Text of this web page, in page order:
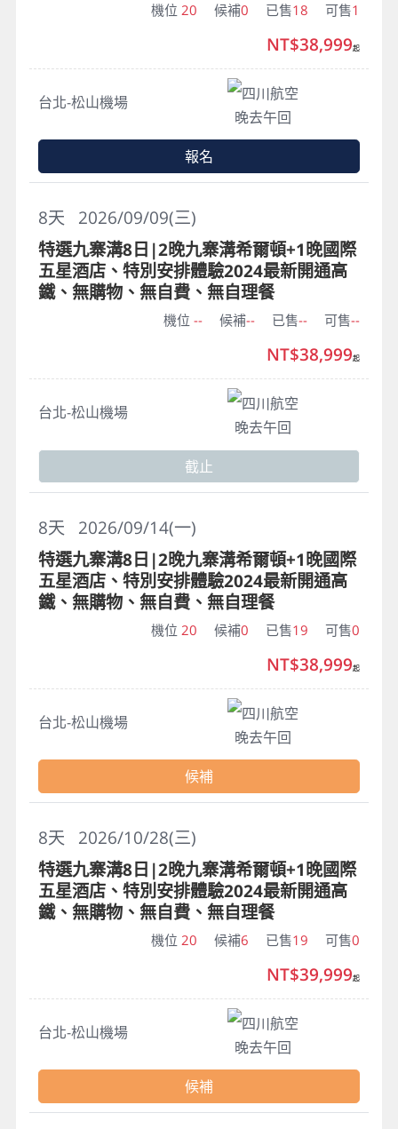
機位 20 候補0 已售18 可售1
台北-松山機場
四川航空
晚去午回
NT$38,999起
報名
2026/09/09(三)
8天
特選九寨溝8日|2晚九寨溝希爾頓+1晚國際
五星酒店、特別安排體驗2024最新開通高
鐵、無購物、無自費、無自理餐
機位 -- 候補-- 已售-- 可售--
台北-松山機場
四川航空
晚去午回
NT$38,999起
截止
2026/09/14(一)
8天
特選九寨溝8日|2晚九寨溝希爾頓+1晚國際
五星酒店、特別安排體驗2024最新開通高
鐵、無購物、無自費、無自理餐
機位 20 候補0 已售19 可售0
台北-松山機場
四川航空
晚去午回
NT$38,999起
候補
2026/10/28(三)
8天
特選九寨溝8日|2晚九寨溝希爾頓+1晚國際
五星酒店、特別安排體驗2024最新開通高
鐵、無購物、無自費、無自理餐
機位 20 候補6 已售19 可售0
台北-松山機場
四川航空
晚去午回
NT$39,999起
候補